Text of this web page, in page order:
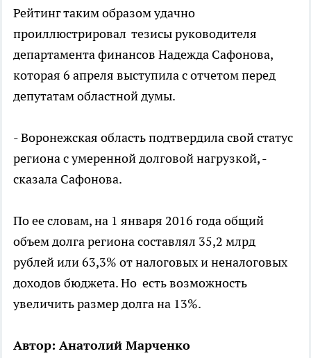
Рейтинг таким образом удачно
проиллюстрировал тезисы руководителя
департамента финансов Надежда Сафонова,
которая 6 апреля выступила с отчетом перед
депутатам областной думы.
- Воронежская область подтвердила свой статус
региона с умеренной долговой нагрузкой, -
сказала Сафонова.
По ее словам, на 1 января 2016 года общий
объем долга региона составлял 35,2 млрд
рублей или 63,3% от налоговых и неналоговых
доходов бюджета. Но есть возможность
увеличить размер долга на 13%.
Автор: Анатолий Марченко